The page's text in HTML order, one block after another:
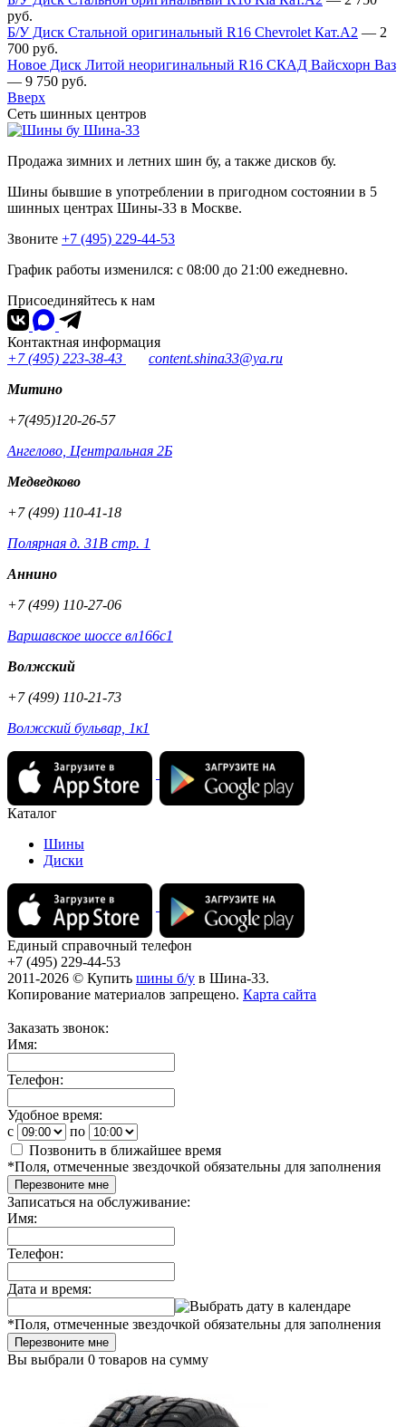
руб.
Б/У Диск Стальной оригинальный R16 Chevrolet Кат.А2 — 2
700 руб.
Новое Диск Литой неоригинальный R16 СКАД Вайсхорн Ваз
— 9 750 руб.
Вверх
Сеть шинных центров
Шина-33
Продажа зимних и летних шин бу, а также дисков бу.
Шины бывшие в употреблении в пригодном состоянии в 5
шинных центрах Шины-33 в Москве.
Звоните +7 (495) 229-44-53
График работы изменился: с 08:00 до 21:00 ежедневно.
Присоединяйтесь к нам
Контактная информация
+7 (495) 223-38-43
content.shina33@ya.ru
Митино
+7(495)120-26-57
Ангелово, Центральная 2Б
Медведково
+7 (499) 110-41-18
Полярная д. 31В стр. 1
Аннино
+7 (499) 110-27-06
Варшавское шоссе вл166с1
Волжский
+7 (499) 110-21-73
Волжский бульвар, 1к1
Каталог
Шины
Диски
Единый справочный телефон
+7 (495) 229-44-53
2011-2026 © Купить шины б/у в Шина-33.
Копирование материалов запрещено. Карта сайта
Заказать звонок:
Имя:
Телефон:
Удобное время:
c
по
Позвонить в ближайшее время
*Поля, отмеченные звездочкой обязательны для заполнения
Перезвоните мне
Записаться на обслуживание:
Имя:
Телефон:
Дата и время:
*Поля, отмеченные звездочкой обязательны для заполнения
Перезвоните мне
Вы выбрали 0 товаров на сумму